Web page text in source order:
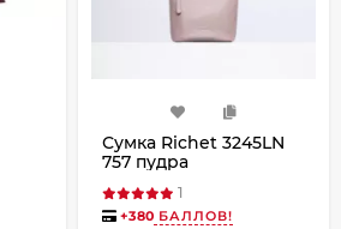
Сумка Richet 3245LN
757 пудра
1
+380 БАЛЛОВ!